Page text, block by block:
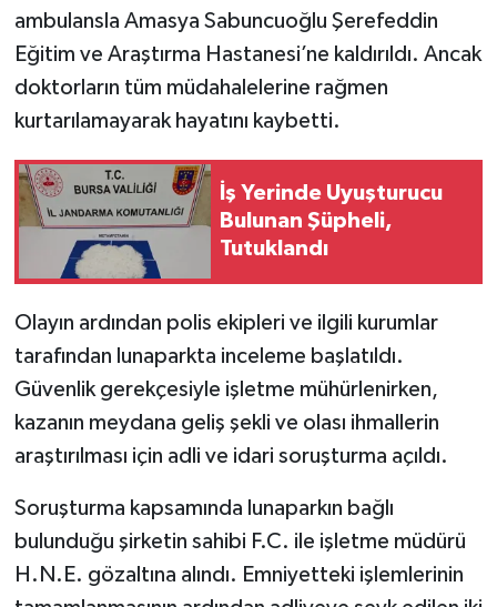
ambulansla Amasya Sabuncuoğlu Şerefeddin
Eğitim ve Araştırma Hastanesi’ne kaldırıldı. Ancak
doktorların tüm müdahalelerine rağmen
kurtarılamayarak hayatını kaybetti.
İş Yerinde Uyuşturucu
Bulunan Şüpheli,
Tutuklandı
Olayın ardından polis ekipleri ve ilgili kurumlar
tarafından lunaparkta inceleme başlatıldı.
Güvenlik gerekçesiyle işletme mühürlenirken,
kazanın meydana geliş şekli ve olası ihmallerin
araştırılması için adli ve idari soruşturma açıldı.
Soruşturma kapsamında lunaparkın bağlı
bulunduğu şirketin sahibi F.C. ile işletme müdürü
H.N.E. gözaltına alındı. Emniyetteki işlemlerinin